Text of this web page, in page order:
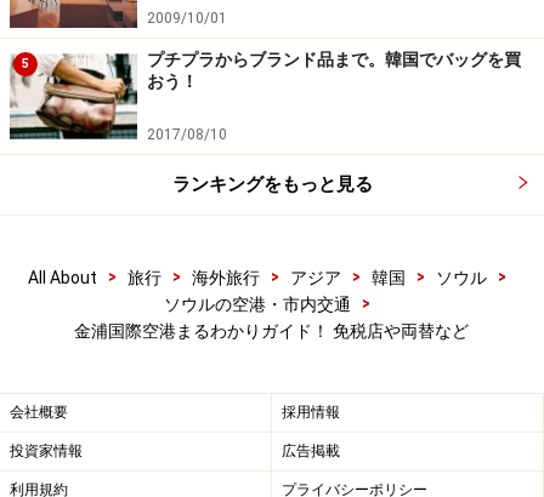
予定なら、ひととおり取り扱いがあります。
でも、ジュエリー類やバッグ、コスメ類でも大手ブラン
ドではない場合、金浦国際空港では取り扱いがないもの
るか、各免税店HPでご確認を！
2009/10/01
5
プチプラからブランド品まで。韓国でバッグを買
おう！
2017/08/10
ランキングをもっと見る
All About > 旅行 > 海外旅行 > アジア > 韓国 > ソウル
>
ソウルの空港・市内交通
>
金浦国際空港まるわかりガイド！ 免税店や両替など
会社概要 採用情報
投資家情報 広告掲載
利用規約 プライバシーポリシー